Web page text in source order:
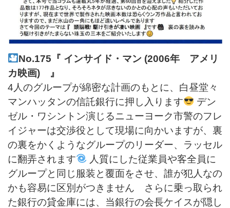
No.175『 インサイド・マン (2006年 アメリ
カ映画) 』
4人のグループが綿密な計画のもとに、白昼堂々
マンハッタンの信託銀行に押し入ります
デン
ゼル・ワシントン演じるニューヨーク市警のフレ
イジャーは交渉役として現場に向かいますが、裏
の裏をかくようなグループのリーダー、ラッセル
に翻弄されます
人質にした従業員や客全員に
グループと同じ服装と覆面をさせ、誰が犯人なの
かも容易に区別がつきません さらに乗っ取られ
た銀行の貸金庫には、当銀行の会長ケイスが隠し